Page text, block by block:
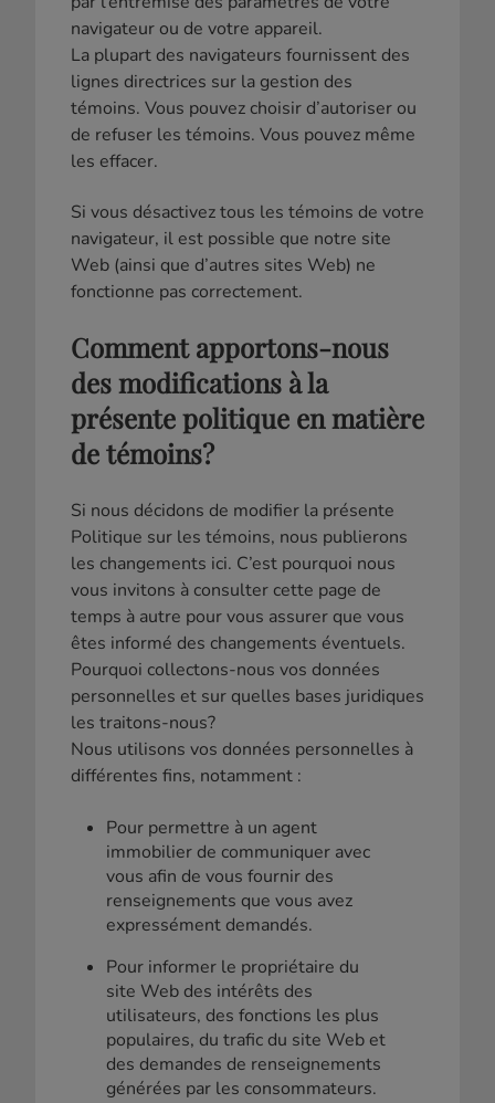
navigateur ou de votre appareil.
La plupart des navigateurs fournissent des
lignes directrices sur la gestion des
témoins. Vous pouvez choisir d’autoriser ou
de refuser les témoins. Vous pouvez même
les effacer.
Si vous désactivez tous les témoins de votre
navigateur, il est possible que notre site
Web (ainsi que d’autres sites Web) ne
fonctionne pas correctement.
Comment apportons-nous
des modifications à la
présente politique en matière
de témoins?
Si nous décidons de modifier la présente
Politique sur les témoins, nous publierons
les changements ici. C’est pourquoi nous
vous invitons à consulter cette page de
temps à autre pour vous assurer que vous
êtes informé des changements éventuels.
Pourquoi collectons-nous vos données
personnelles et sur quelles bases juridiques
les traitons-nous?
Nous utilisons vos données personnelles à
différentes fins, notamment :
Pour permettre à un agent
immobilier de communiquer avec
vous afin de vous fournir des
renseignements que vous avez
expressément demandés.
Pour informer le propriétaire du
site Web des intérêts des
utilisateurs, des fonctions les plus
populaires, du trafic du site Web et
des demandes de renseignements
générées par les consommateurs.